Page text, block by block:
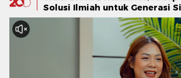
Solusi Ilmiah untuk Generasi